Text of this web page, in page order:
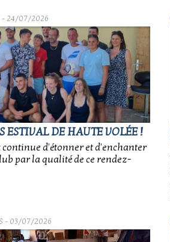
- 24/07/2026
ESTIVAL DE HAUTE VOLÉE !
d'étonner et d'enchanter
par la qualité de ce rendez-
- 03/07/2026